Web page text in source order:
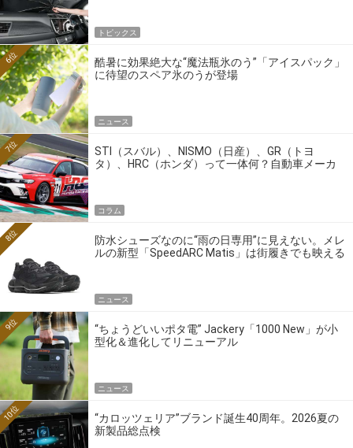
トピックス
酷暑に効果絶大な“魔法瓶氷のう”「アイスパック」
に待望のスペア氷のうが登場
6位
ニュース
STI（スバル）、NISMO（日産）、GR（トヨ
タ）、HRC（ホンダ）って一体何？自動車メーカ
7位
コラム
防水シューズなのに“雨の日専用”に見えない。メレ
ルの新型「SpeedARC Matis」は街履きでも映える
8位
ニュース
“ちょうどいいポタ電” Jackery「1000 New」が小
型化＆進化してリニューアル
9位
ニュース
“カロッツェリア”ブランド誕生40周年。2026夏の
新製品総点検
10位